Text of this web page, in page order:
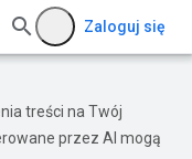
Zaloguj się
treści na Twój
przez AI mogą